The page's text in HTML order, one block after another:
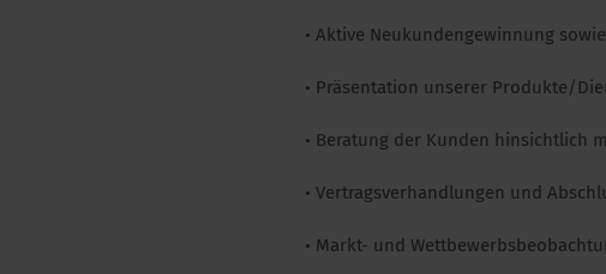
• Aktive Neukundengewinnung
• Präsentation unserer Produkte/
• Beratung der Kunden hinsichtlich
• Vertragsverhandlungen und
• Markt- und